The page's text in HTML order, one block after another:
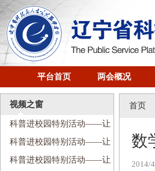
平台首页 两会概况
视频之窗
科普进校园特别活动——让
爱温暖我的心视频_上
科普进校园特别活动——让
爱温暖我的心视频_中
科普进校园特别活动——让
首页
数
2014/